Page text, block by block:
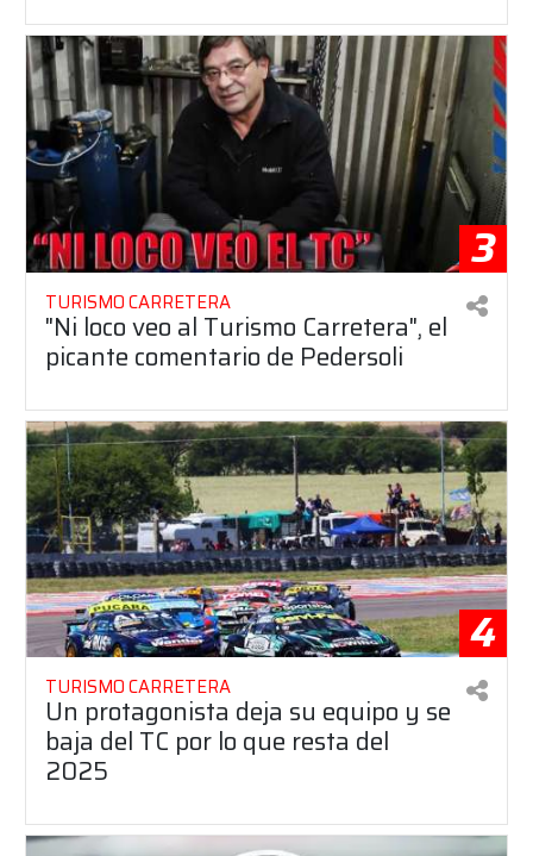
3
TURISMO CARRETERA
"Ni loco veo al Turismo Carretera", el
picante comentario de Pedersoli
4
TURISMO CARRETERA
Un protagonista deja su equipo y se
baja del TC por lo que resta del
2025